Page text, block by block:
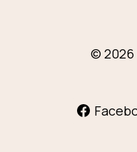
© 2026